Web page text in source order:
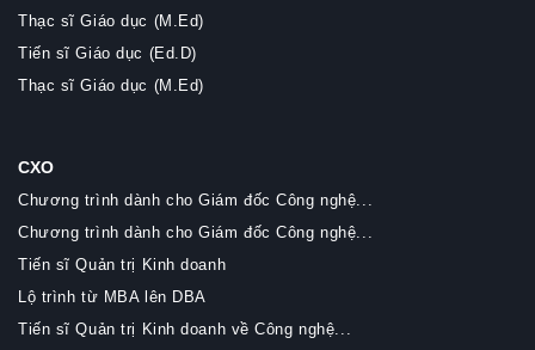
Thạc sĩ Giáo dục (M.Ed)
Tiến sĩ Giáo dục (Ed.D)
Thạc sĩ Giáo dục (M.Ed)
CXO
Chương trình dành cho Giám đốc Công nghệ...
Chương trình dành cho Giám đốc Công nghệ...
Tiến sĩ Quản trị Kinh doanh
Lộ trình từ MBA lên DBA
Tiến sĩ Quản trị Kinh doanh về Công nghệ...